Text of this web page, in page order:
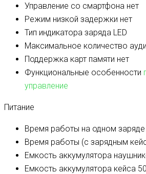
Управление со смартфона нет
Режим низкой задержки нет
Тип индикатора заряда LED
Максимальное количество
Поддержка карт памяти нет
Функциональные особенности
управление
Питание
Время работы на одном заряде
Время работы (с зарядным
Емкость аккумулятора
Емкость аккумулятора кейса